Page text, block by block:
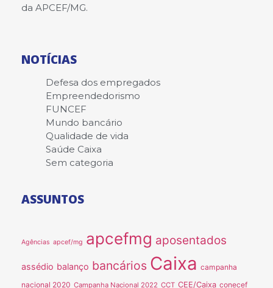
da APCEF/MG.
NOTÍCIAS
Defesa dos empregados
Empreendedorismo
FUNCEF
Mundo bancário
Qualidade de vida
Saúde Caixa
Sem categoria
ASSUNTOS
Agências apcef/mg apcefmg aposentados
assédio balanço bancários Caixa campanha
nacional 2020 Campanha Nacional 2022 CCT CEE/Caixa conecef